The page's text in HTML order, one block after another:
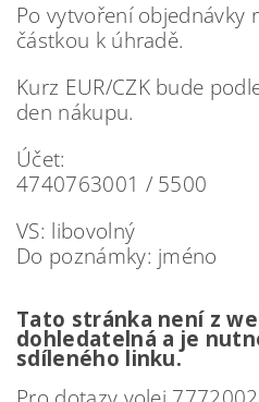
Po vytvoření objednávky
částkou k úhradě.
Kurz EUR/CZK bude
den nákupu.
Účet:
4740763001 / 5500
VS: libovolný
Do poznámky: jméno
Tato stránka není z
dohledatelná a je
sdíleného linku.